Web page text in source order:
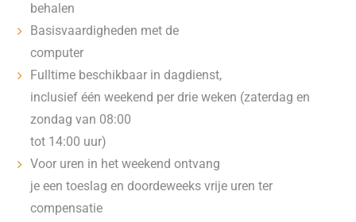
behalen
Basisvaardigheden met de
computer
Fulltime beschikbaar in dagdienst,
inclusief één weekend per drie weken (zaterdag en
zondag van 08:00
tot 14:00 uur)
Voor uren in het weekend ontvang
je een toeslag en doordeweeks vrije uren ter
compensatie